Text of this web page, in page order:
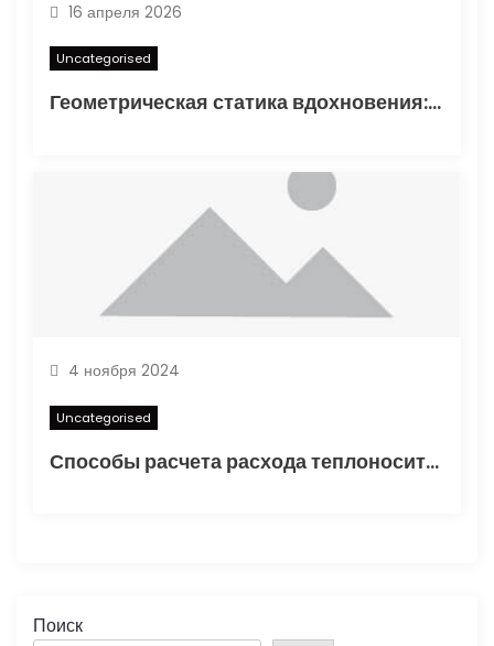
16 апреля 2026
Uncategorised
Геометрическая статика вдохновения: туннелирование карандаша как проявление синдромом отложенного существования
4 ноября 2024
Uncategorised
Способы расчета расхода теплоносителя для системы отопления
Поиск